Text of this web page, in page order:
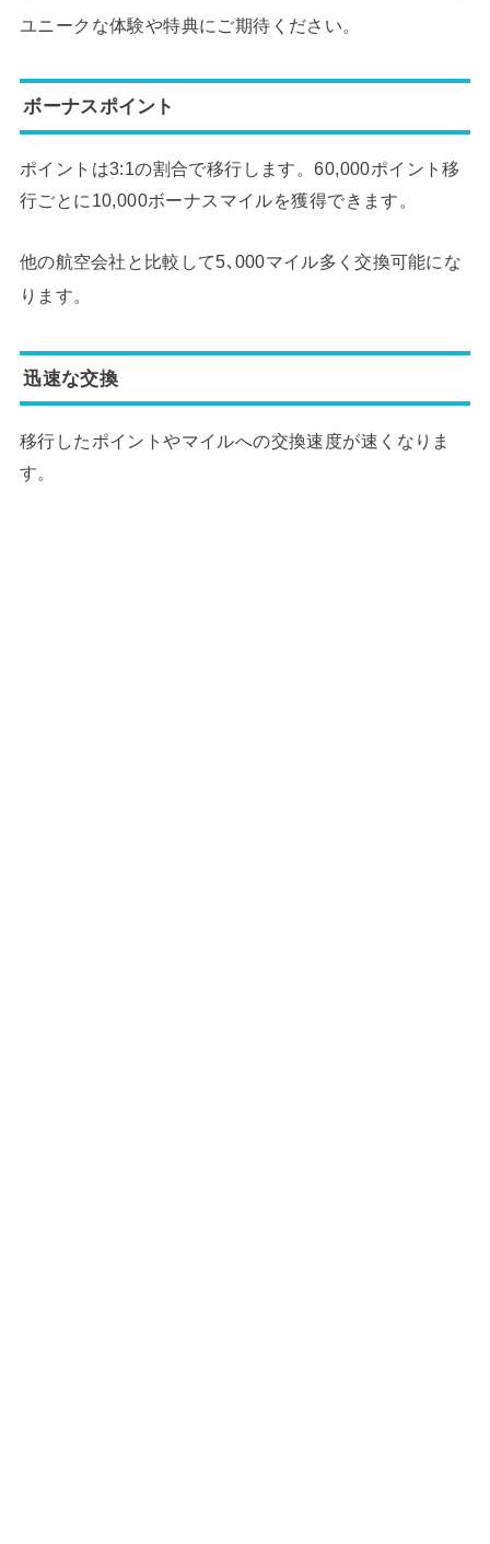
ユニークな体験や特典にご期待ください。
ボーナスポイント
ポイントは3:1の割合で移行します。60,000ポイント移
行ごとに10,000ボーナスマイルを獲得できます。
他の航空会社と比較して5､000マイル多く交換可能にな
ります。
迅速な交換
移行したポイントやマイルへの交換速度が速くなりま
す。